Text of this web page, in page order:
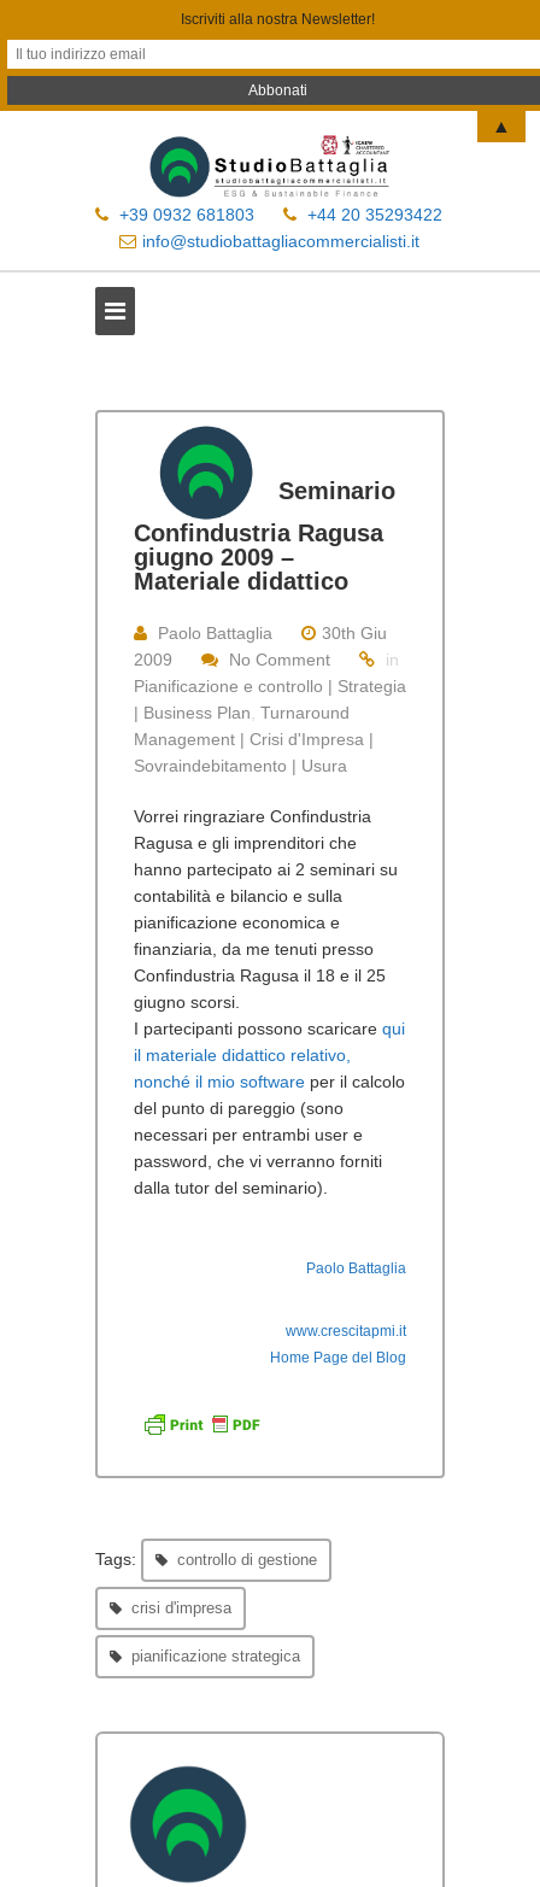
+39 0932 681803
+44 20 35293422
info@studiobattagliacommercialisti.it
Seminario
Confindustria Ragusa
giugno 2009 –
Materiale didattico
Paolo Battaglia
30th Giu
2009
No Comment
in
Pianificazione e controllo | Strategia
| Business Plan Turnaround
Management | Crisi d'Impresa |
Sovraindebitamento | Usura
Vorrei ringraziare Confindustria
Ragusa e gli imprenditori che
hanno partecipato ai 2 seminari su
contabilità e bilancio e sulla
pianificazione economica e
finanziaria, da me tenuti presso
Confindustria Ragusa il 18 e il 25
giugno scorsi.
I partecipanti possono scaricare qui
il materiale didattico relativo,
nonché il mio software per il calcolo
del punto di pareggio (sono
necessari per entrambi user e
password, che vi verranno forniti
dalla tutor del seminario).
Paolo Battaglia
www.crescitapmi.it
Home Page del Blog
Tags: controllo di gestione
crisi d'impresa
pianificazione strategica
Iscriviti alla nostra Newsletter!
▲